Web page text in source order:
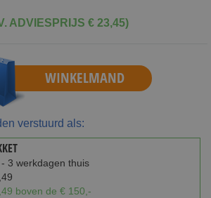
ADVIESPRIJS € 23,45)
WINKELMAND
verstuurd als:
3 werkdagen thuis
boven de € 150,-